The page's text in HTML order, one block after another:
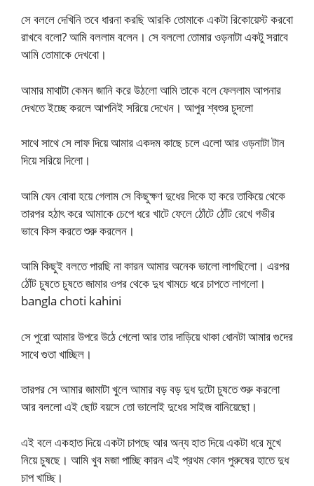
সে বললে দেখিনি তবে ধারনা করছি আরকি তোমাকে একটা রিকোয়েস্ট করবো
রাখবে বলো? আমি বললাম বলেন। সে বললো তোমার ওড়নাটা একটু সরাবে
আমি তোমাকে দেখবো।
আমার মাথাটা কেমন জানি করে উঠলো আমি তাকে বলে ফেললাম আপনার
দেখতে ইচ্ছে করলে আপনিই সরিয়ে দেখেন। আপুর শ্বশুর চুদলো
সাথে সাথে সে লাফ দিয়ে আমার একদম কাছে চলে এলো আর ওড়নাটা টান
দিয়ে সরিয়ে দিলো।
আমি যেন বোবা হয়ে গেলাম সে কিছুক্ষণ দুধের দিকে হা করে তাকিয়ে থেকে
তারপর হঠাৎ করে আমাকে চেপে ধরে খাটে ফেলে ঠোঁটে ঠোঁট রেখে গভীর
ভাবে কিস করতে শুরু করলেন।
আমি কিছুই বলতে পারছি না কারন আমার অনেক ভালো লাগছিলো। এরপর
ঠোঁট চুষতে চুষতে জামার ওপর থেকে দুধ খামচে ধরে চাপতে লাগলো।
bangla choti kahini
সে পুরো আমার উপরে উঠে গেলো আর তার দাড়িয়ে থাকা ধোনটা আমার গুদের
সাথে গুতা খাচ্ছিল।
তারপর সে আমার জামাটা খুলে আমার বড় বড় দুধ দুটো চুষতে শুরু করলো
আর বললো এই ছোট বয়সে তো ভালোই দুধের সাইজ বানিয়েছো।
এই বলে একহাত দিয়ে একটা চাপছে আর অন্য হাত দিয়ে একটা ধরে মুখে
নিয়ে চুষছে। আমি খুব মজা পাচ্ছি কারন এই প্রথম কোন পুরুষের হাতে দুধ
চাপ খাচ্ছি।